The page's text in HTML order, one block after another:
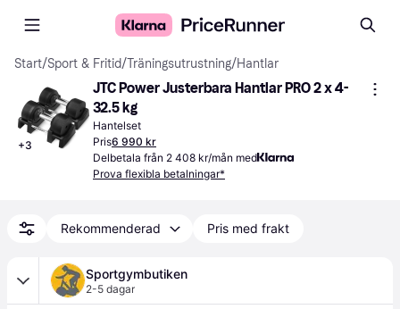
Start/Sport & Fritid/Träningsutrustning/Hantlar
+3
JTC Power Justerbara Hantlar PRO 2 x 4-
32.5 kg
Hantelset
Pris6 990 kr
Delbetala från 2 408 kr/mån med
Prova flexibla betalningar*
Rekommenderad Pris med frakt
Sportgymbutiken
2-5 dagar